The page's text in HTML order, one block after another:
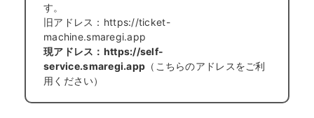
す。
旧アドレス：https://ticket-
machine.smaregi.app
現アドレス：https://self-
service.smaregi.app （こちらのアドレスをご利
用ください）